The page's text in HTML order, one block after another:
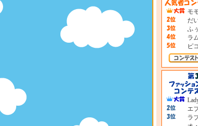
モ
だ
ふ
ラ
ピコ
エ
ラ